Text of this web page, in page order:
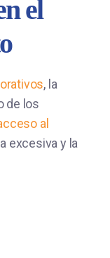
el
, la
de los
al
excesiva y la